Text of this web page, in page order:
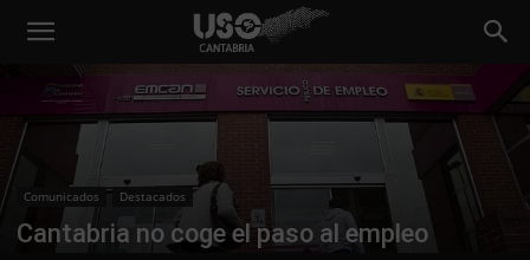
Comunicados Destacados
Cantabria no coge el paso al empleo